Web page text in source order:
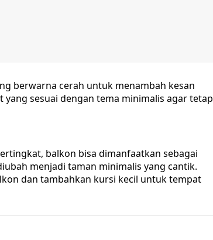
berwarna cerah untuk menambah kesan
sesuai dengan tema minimalis agar tetap
balkon bisa dimanfaatkan sebagai
menjadi taman minimalis yang cantik.
dan tambahkan kursi kecil untuk tempat